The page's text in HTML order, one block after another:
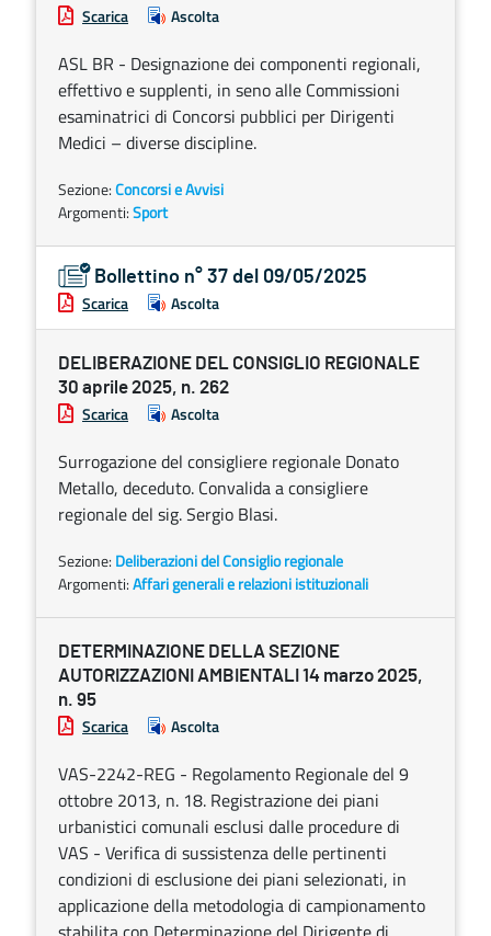
Scarica Ascolta
ASL BR - Designazione dei componenti regionali,
effettivo e supplenti, in seno alle Commissioni
esaminatrici di Concorsi pubblici per Dirigenti
Medici – diverse discipline.
Sezione:Concorsi e Avvisi
Argomenti:Sport
Bollettino n° 37 del 09/05/2025
Scarica Ascolta
DELIBERAZIONE DEL CONSIGLIO REGIONALE
30 aprile 2025, n. 262
Scarica Ascolta
Surrogazione del consigliere regionale Donato
Metallo, deceduto. Convalida a consigliere
regionale del sig. Sergio Blasi.
Sezione: Deliberazioni del Consiglio regionale
Argomenti:Affari generali e relazioni istituzionali
DETERMINAZIONE DELLA SEZIONE
AUTORIZZAZIONI AMBIENTALI 14 marzo 2025,
n. 95
Scarica Ascolta
VAS-2242-REG - Regolamento Regionale del 9
ottobre 2013, n. 18. Registrazione dei piani
urbanistici comunali esclusi dalle procedure di
VAS - Verifica di sussistenza delle pertinenti
condizioni di esclusione dei piani selezionati, in
applicazione della metodologia di campionamento